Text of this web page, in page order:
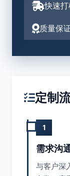
快速
质量保
定制
1
需求沟
与客户深